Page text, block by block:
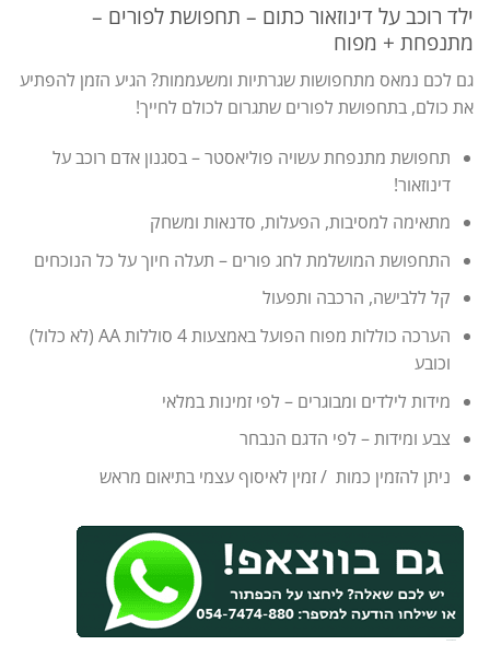
ילד רוכב על דינוזאור כתום – תחפושת לפורים –
מתנפחת + מפוח
גם לכם נמאס מתחפושות שגרתיות ומשעממות? הגיע הזמן להפתיע
את כולם, בתחפושת לפורים שתגרום לכולם לחייך!
תחפושת מתנפחת עשויה פוליאסטר – בסגנון אדם רוכב על
דינוזאור!
מתאימה למסיבות, הפעלות, סדנאות ומשחק
התחפושת המושלמת לחג פורים – תעלה חיוך על כל הנוכחים
קל ללבישה, הרכבה ותפעול
הערכה כוללות מפוח הפועל באמצעות 4 סוללות AA (לא כלול)
וכובע
מידות לילדים ומבוגרים – לפי זמינות במלאי
צבע ומידות – לפי הדגם הנבחר
ניתן להזמין כמות / זמין לאיסוף עצמי בתיאום מראש